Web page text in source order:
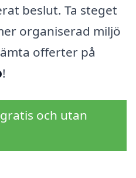
beslut. Ta steget
organiserad miljö
offerter på
!
och utan